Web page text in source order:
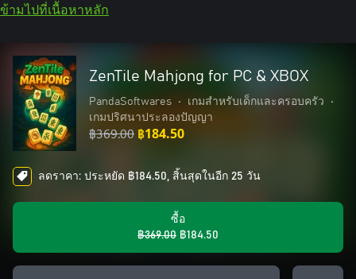
ข้ามไปที่เนื้อหาหลัก
ZenTile Mahjong for PC & XBOX
PandaSoftwares • เกมสำหรับเด็กและครอบครัว
•
เกมปริศนาประลองปัญญา
฿369.00 ฿184.50
ลดราคา: ประหยัด ฿184.50, สิ้นสุดในอีก 25 วัน
ซื้อ
฿369.00 ฿184.50